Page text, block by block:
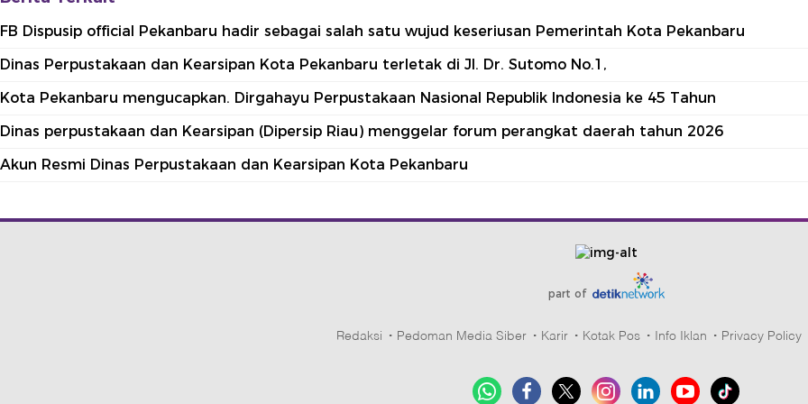
FB Dispusip official Pekanbaru hadir sebagai salah satu wujud keseriusan Pemerintah Kota Pekanbaru
Dinas Perpustakaan dan Kearsipan Kota Pekanbaru terletak di Jl. Dr. Sutomo No.1,
Kota Pekanbaru mengucapkan. Dirgahayu Perpustakaan Nasional Republik Indonesia ke 45 Tahun
Dinas perpustakaan dan Kearsipan (Dipersip Riau) menggelar forum perangkat daerah tahun 2026
Akun Resmi Dinas Perpustakaan dan Kearsipan Kota Pekanbaru
part of
Redaksi Pedoman Media Siber Karir Kotak Pos Info Iklan Privacy Policy